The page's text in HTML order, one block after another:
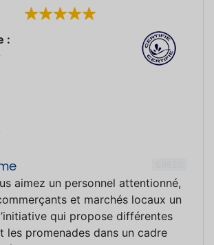
:
aimez un personnel attentionné,
et marchés locaux un
qui propose différentes
les promenades dans un cadre